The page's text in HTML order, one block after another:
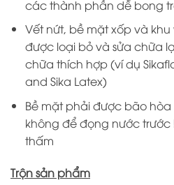
các thành phần dễ bong
Vết nứt, bề mặt xốp và
được loại bỏ và sửa chữa
chữa thích hợp (ví dụ
and Sika Latex)
Bề mặt phải được bão
không để đọng nước
thấm
Trộn sản phẩm